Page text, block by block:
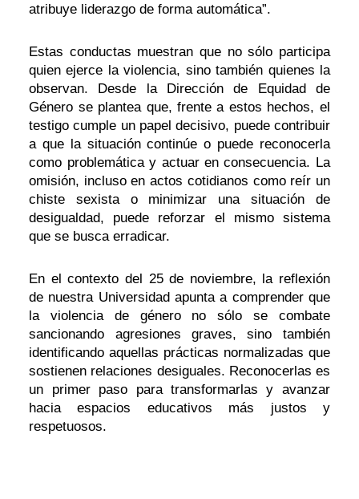
atribuye liderazgo de forma automática”.
Estas conductas muestran que no sólo participa
quien ejerce la violencia, sino también quienes la
observan. Desde la Dirección de Equidad de
Género se plantea que, frente a estos hechos, el
testigo cumple un papel decisivo, puede contribuir
a que la situación continúe o puede reconocerla
como problemática y actuar en consecuencia. La
omisión, incluso en actos cotidianos como reír un
chiste sexista o minimizar una situación de
desigualdad, puede reforzar el mismo sistema
que se busca erradicar.
En el contexto del 25 de noviembre, la reflexión
de nuestra Universidad apunta a comprender que
la violencia de género no sólo se combate
sancionando agresiones graves, sino también
identificando aquellas prácticas normalizadas que
sostienen relaciones desiguales. Reconocerlas es
un primer paso para transformarlas y avanzar
hacia espacios educativos más justos y
respetuosos.